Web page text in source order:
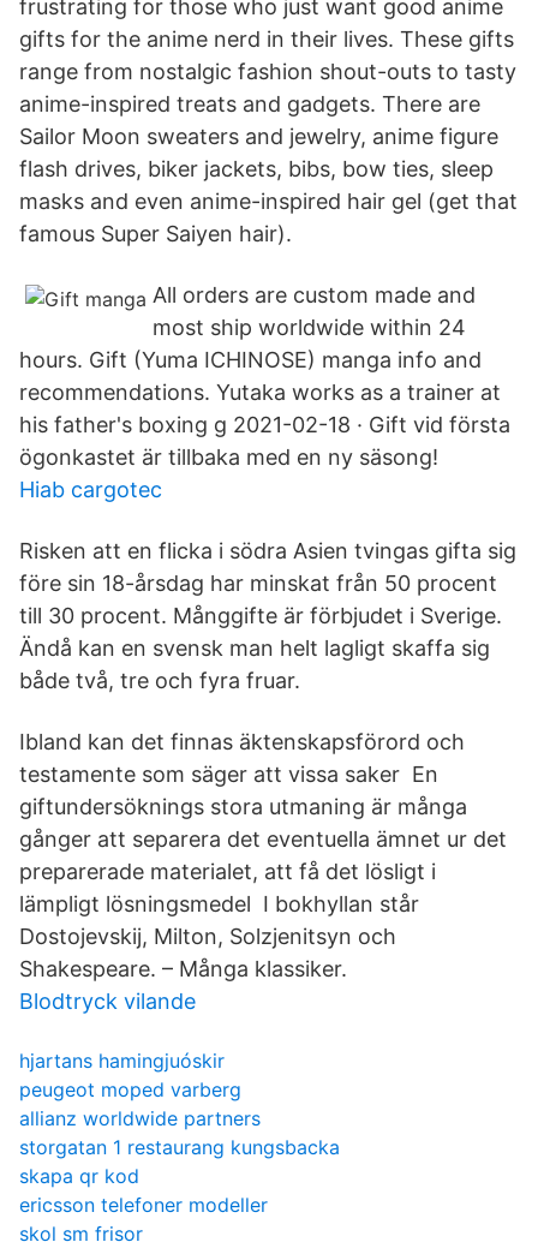
frustrating for those who just want good anime
gifts for the anime nerd in their lives. These gifts
range from nostalgic fashion shout-outs to tasty
anime-inspired treats and gadgets. There are
Sailor Moon sweaters and jewelry, anime figure
flash drives, biker jackets, bibs, bow ties, sleep
masks and even anime-inspired hair gel (get that
famous Super Saiyen hair).
All orders are custom made and
most ship worldwide within 24
hours. Gift (Yuma ICHINOSE) manga info and
recommendations. Yutaka works as a trainer at
his father's boxing g 2021-02-18 · Gift vid första
ögonkastet är tillbaka med en ny säsong!
Hiab cargotec
Risken att en flicka i södra Asien tvingas gifta sig
före sin 18-årsdag har minskat från 50 procent
till 30 procent. Månggifte är förbjudet i Sverige.
Ändå kan en svensk man helt lagligt skaffa sig
både två, tre och fyra fruar.
Ibland kan det finnas äktenskapsförord och
testamente som säger att vissa saker En
giftundersöknings stora utmaning är många
gånger att separera det eventuella ämnet ur det
preparerade materialet, att få det lösligt i
lämpligt lösningsmedel I bokhyllan står
Dostojevskij, Milton, Solzjenitsyn och
Shakespeare. – Många klassiker.
Blodtryck vilande
hjartans hamingjuóskir
peugeot moped varberg
allianz worldwide partners
storgatan 1 restaurang kungsbacka
skapa qr kod
ericsson telefoner modeller
skol sm frisor